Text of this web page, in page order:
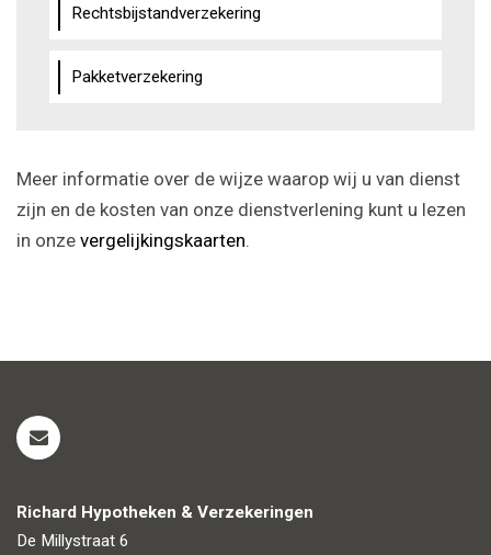
Rechtsbijstandverzekering
Pakketverzekering
Meer informatie over de wijze waarop wij u van dienst
zijn en de kosten van onze dienstverlening kunt u lezen
in onze vergelijkingskaarten.
Richard Hypotheken & Verzekeringen
De Millystraat 6